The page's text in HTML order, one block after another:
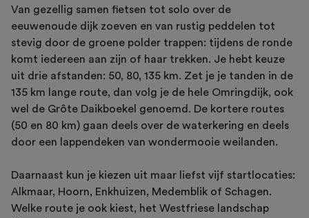
Van gezellig samen fietsen tot solo over de
eeuwenoude dijk zoeven en van rustig peddelen tot
stevig door de groene polder trappen: tijdens de ronde
komt iedereen aan zijn of haar trekken. Je hebt keuze
uit drie afstanden: 50, 80, 135 km. Zet je je tanden in de
135 km lange route, dan volg je de hele Omringdijk, ook
wel de Grôte Daikboekel genoemd. De kortere routes
(50 en 80 km) gaan deels over de waterkering en deels
door een lappendeken van wondermooie weilanden.
Daarnaast kun je kiezen uit maar liefst vijf startlocaties:
Alkmaar, Hoorn, Enkhuizen, Medemblik of Schagen.
Welke route je ook kiest, het Westfriese landschap